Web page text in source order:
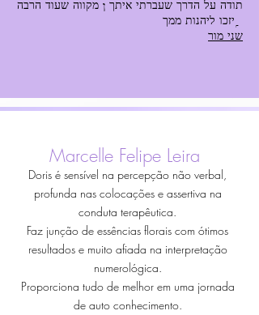
תודה על הדרך שעברתי איתך ! מקווה שעוד הרבה
שני מור
Marcelle Felipe Leira
Doris é sensível na percepção não verbal,
profunda nas colocações e assertiva na
conduta terapêutica.
Faz junção de essências florais com ótimos
resultados e muito afiada na interpretação
numerológica.
Proporciona tudo de melhor em uma jornada
de auto conhecimento.